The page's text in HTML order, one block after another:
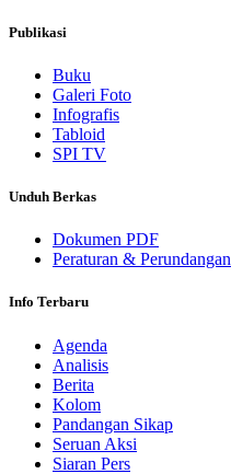
Publikasi
Buku
Galeri Foto
Infografis
Tabloid
SPI TV
Unduh Berkas
Dokumen PDF
Peraturan & Perundangan
Info Terbaru
Agenda
Analisis
Berita
Kolom
Pandangan Sikap
Seruan Aksi
Siaran Pers